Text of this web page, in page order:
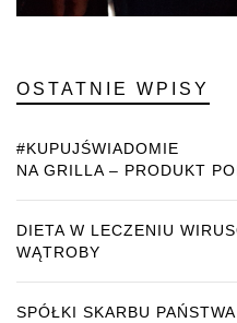
OSTATNIE WPISY
#KUPUJŚWIADOMIE
NA GRILLA – PRODUKT
DIETA W LECZENIU
WĄTROBY
SPÓŁKI SKARBU PAŃSTWA